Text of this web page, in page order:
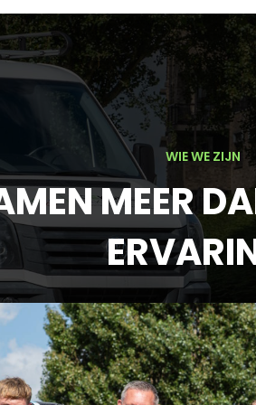
WIE WE ZIJN
MEER